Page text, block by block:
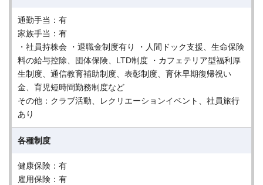
通勤手当：有
家族手当：有
・社員持株会 ・退職金制度有り ・人間ドック支援、生命保険
料の給与控除、団体保険、LTD制度 ・カフェテリア型福利厚
生制度、通信教育補助制度、表彰制度、育休早期復帰祝い
金、育児短時間勤務制度など
その他：クラブ活動、レクリエーションイベント、社員旅行
あり
各種制度
健康保険：有
雇用保険：有